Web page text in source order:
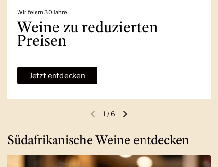
Wir feiern 30 Jahre
Weine zu reduzierten
Preisen
Jetzt entdecken
Vorherige FolieNächste Folie
1 /6
Südafrikanische Weine entdecken